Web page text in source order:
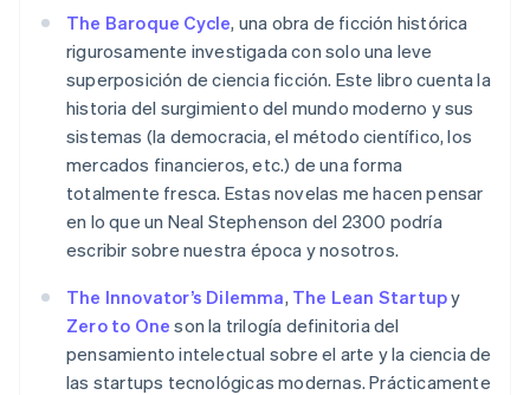
The Baroque Cycle, una obra de ficción histórica
rigurosamente investigada con solo una leve
superposición de ciencia ficción. Este libro cuenta la
historia del surgimiento del mundo moderno y sus
sistemas (la democracia, el método científico, los
mercados financieros, etc.) de una forma
totalmente fresca. Estas novelas me hacen pensar
en lo que un Neal Stephenson del 2300 podría
escribir sobre nuestra época y nosotros.
The Innovator’s Dilemma, The Lean Startupy
Zero to One son la trilogía definitoria del
pensamiento intelectual sobre el arte y la ciencia de
las startups tecnológicas modernas. Prácticamente